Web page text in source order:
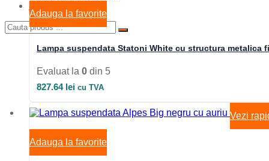
Adauga la favorite
Lampa suspendata Statoni White cu structura metalica
Evaluat la 0 din 5
827.64 lei cu TVA
Vezi
Adauga la favorite